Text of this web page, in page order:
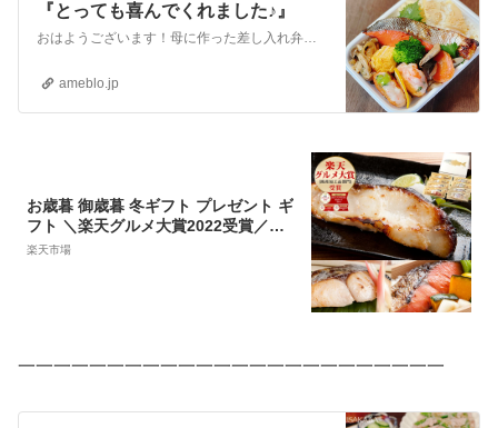
『とっても喜んでくれました♪』
おはようございます！母に作った差し入れ弁当です。今回は、紅鮭の西京焼きをメインに、和食のお弁当にしました。食べ応えのある、しっかりとした身の西京焼きは、鳥取門…
ameblo.jp
お歳暮 御歳暮 冬ギフト プレゼント ギ
フト ＼楽天グルメ大賞2022受賞／
【天然高級魚 銀だら入り西京漬＆粕
楽天市場
一一一一一一一一一一一一一一一一一一一一一一一一